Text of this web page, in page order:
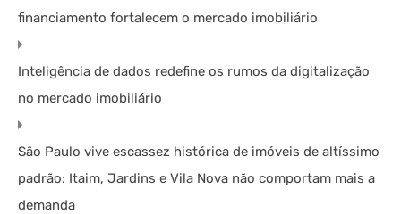
financiamento fortalecem o mercado imobiliário
Inteligência de dados redefine os rumos da digitalização
no mercado imobiliário
São Paulo vive escassez histórica de imóveis de altíssimo
padrão: Itaim, Jardins e Vila Nova não comportam mais a
demanda